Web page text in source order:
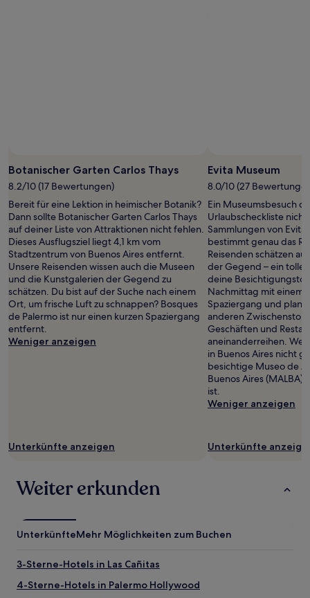
Botanischer Garten Carlos Thays
8.2/10 (17 Bewertungen)
Bereit für eine Lektion in heimischer Botanik?
Dann sollte Botanischer Garten Carlos Thays
auf deiner Liste von Attraktionen nicht fehlen.
Dieses Ausflugsziel liegt 4,1 km vom
Stadtzentrum von Buenos Aires entfernt.
Unsere Reisenden wissen auch die Museen
und die Kunstgalerien der Gegend zu
schätzen. Du bist auf der Suche nach einem
Ort, um frische Luft zu schnappen? Bosques
de Palermo ist nur einen kurzen Spaziergang
entfernt.
Weniger anzeigen
Unterkünfte anzeigen
Evita Museum
8.0/10 (27
Ein Museumsbesuch
Urlaubscheckliste
Sammlungen von Evita
bestimmt genau das
Reisenden schätzen
der Gegend – ein
deine
Nachmittag mit einem
Spaziergang und
anderen
Geschäften und
aneinanderreihen.
in Buenos Aires nicht
besichtige Museo de
Buenos Aires
ist.
Weniger anzeigen
Unterkünfte
Weiter erkunden
UnterkünfteMehr Möglichkeiten zum Buchen
3-Sterne-Hotels in Las Cañitas
4-Sterne-Hotels in Palermo Hollywood